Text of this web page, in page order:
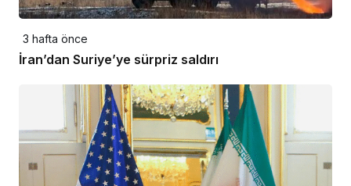
3 hafta önce
İran’dan Suriye’ye sürpriz saldırı